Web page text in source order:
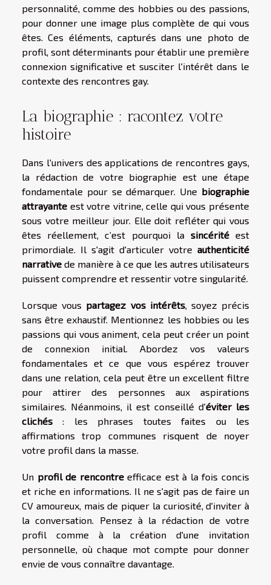
personnalité, comme des hobbies ou des passions,
pour donner une image plus complète de qui vous
êtes. Ces éléments, capturés dans une photo de
profil, sont déterminants pour établir une première
connexion significative et susciter l'intérêt dans le
contexte des rencontres gay.
La biographie : racontez votre
histoire
Dans l'univers des applications de rencontres gays,
la rédaction de votre biographie est une étape
fondamentale pour se démarquer. Une biographie
attrayante est votre vitrine, celle qui vous présente
sous votre meilleur jour. Elle doit refléter qui vous
êtes réellement, c’est pourquoi la sincéritéest
primordiale. Il s'agit d'articuler votre authenticité
narrative de manière à ce que les autres utilisateurs
puissent comprendre et ressentir votre singularité.
Lorsque vous partagez vos intérêts, soyez précis
sans être exhaustif. Mentionnez les hobbies ou les
passions qui vous animent, cela peut créer un point
de connexion initial. Abordez vos valeurs
fondamentales et ce que vous espérez trouver
dans une relation, cela peut être un excellent filtre
pour attirer des personnes aux aspirations
similaires. Néanmoins, il est conseillé d'éviter les
clichés : les phrases toutes faites ou les
affirmations trop communes risquent de noyer
votre profil dans la masse.
Un profil de rencontreefficace est à la fois concis
et riche en informations. Il ne s'agit pas de faire un
CV amoureux, mais de piquer la curiosité, d'inviter à
la conversation. Pensez à la rédaction de votre
profil comme à la création d'une invitation
personnelle, où chaque mot compte pour donner
envie de vous connaître davantage.